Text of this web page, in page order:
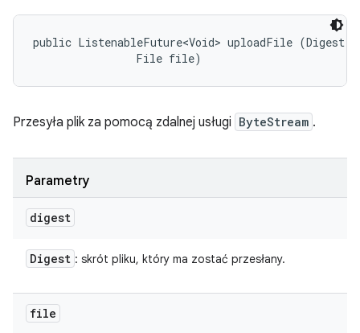
public ListenableFuture<Void> uploadFile (Digest
                File file)
Przesyła plik za pomocą zdalnej usługi ByteStream .
Parametry
digest
Digest : skrót pliku, który ma zostać przesłany.
file